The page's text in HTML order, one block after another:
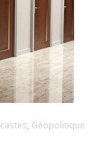
Géopolitique